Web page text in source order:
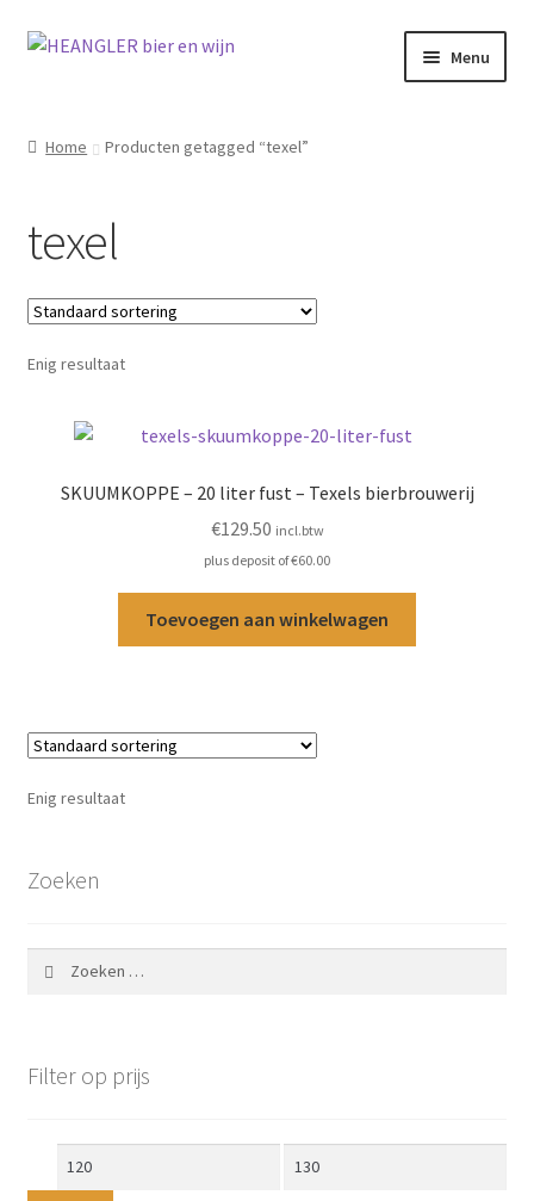
Ga
Ga
Menu
Home Producten getagged “texel”
texel
Enig resultaat
SKUUMKOPPE – 20 liter fust – Texels bierbrouwerij
€129.50 incl.btw
plus deposit of€60.00
Toevoegen aan winkelwagen
Enig resultaat
Zoeken
Filter op prijs
Min.
Max.